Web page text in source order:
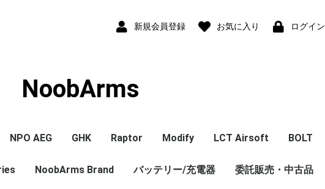
新規会員登録 お気に入り ログイン
NoobArms
NPO AEG
NPO内部カスタム
エアガン本体
マガジン
パーツ
その他
GHK
GHK GBB 本体
CO2マガジン
パーツ
Raptor
エアガン本体
パーツ
Modify
エアガン本体
マガジン
パーツ
LCT Airsoft
エアガン本体
フロントキット
コンバージョンキット
マガジン
Z Series Parts
ハンドガード/グリッ
フロント周辺パーツ
レシーバー周辺パーツ
インナーパーツ
内部カスタム
LCT 限定商品
BOLT
NoobArms Brand バッテリー/充電器 委託販売・中古品